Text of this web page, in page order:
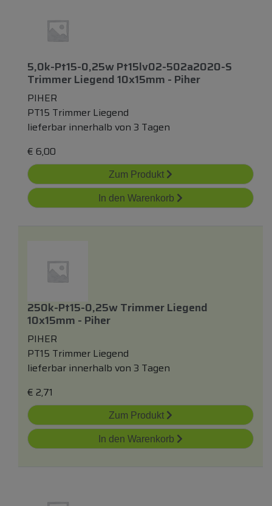
5,0k-Pt15-0,25w Pt15lv02-502a2020-S
Trimmer Liegend 10x15mm - Piher
PIHER
PT15 Trimmer Liegend
lieferbar innerhalb von 3 Tagen
€ 6,00
Zum Produkt
In den Warenkorb
250k-Pt15-0,25w Trimmer Liegend
10x15mm - Piher
PIHER
PT15 Trimmer Liegend
lieferbar innerhalb von 3 Tagen
€ 2,71
Zum Produkt
In den Warenkorb